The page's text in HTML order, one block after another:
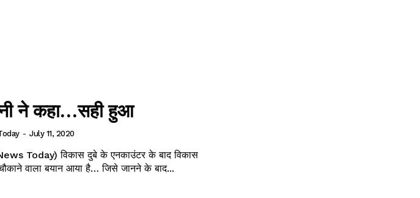
ने कहा…सही हुआ
- July 11, 2020
Today) विकास दुबे के एनकाउंटर के बाद विकास
वाला बयान आया है… जिसे जानने के बाद...